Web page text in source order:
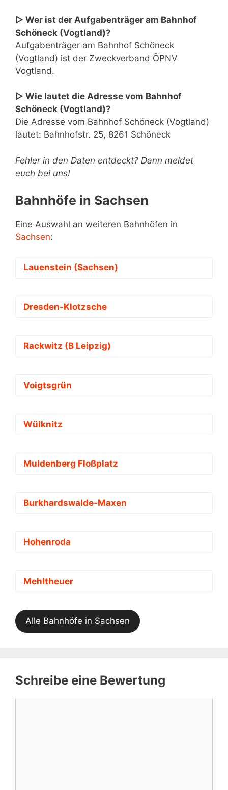
▷ Wer ist der Aufgabenträger am Bahnhof
Schöneck (Vogtland)?
Aufgabenträger am Bahnhof Schöneck
(Vogtland) ist der Zweckverband ÖPNV
Vogtland.
▷ Wie lautet die Adresse vom Bahnhof
Schöneck (Vogtland)?
Die Adresse vom Bahnhof Schöneck (Vogtland)
lautet: Bahnhofstr. 25, 8261 Schöneck
Fehler in den Daten entdeckt? Dann meldet
euch bei uns!
Bahnhöfe in Sachsen
Eine Auswahl an weiteren Bahnhöfen in
Sachsen:
Lauenstein (Sachsen)
Dresden-Klotzsche
Rackwitz (B Leipzig)
Voigtsgrün
Wülknitz
Muldenberg Floßplatz
Burkhardswalde-Maxen
Hohenroda
Mehltheuer
Alle Bahnhöfe in Sachsen
Schreibe eine Bewertung